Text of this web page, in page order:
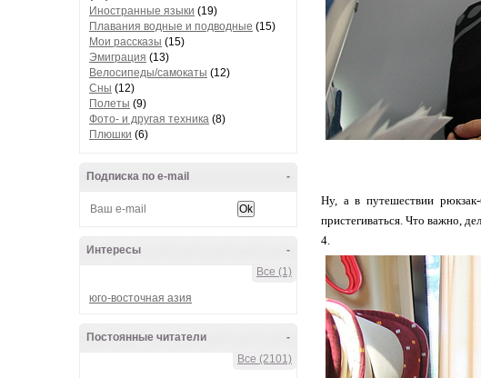
Иностранные языки (19)
Плавания водные и подводные (15)
Мои рассказы (15)
Эмиграция (13)
Велосипеды/самокаты (12)
Сны (12)
Полеты (9)
Фото- и другая техника (8)
Плюшки (6)
-
Подписка по e-mail
-
Интересы
Все (1)
юго-восточная азия
-
Постоянные читатели
Все (2101)
Ну, а в путешествии
пристегиваться. Что важно,
4.